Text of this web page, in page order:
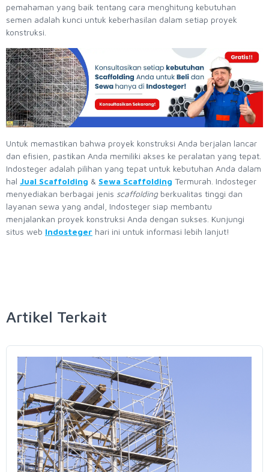
pemahaman yang baik tentang cara menghitung kebutuhan
semen adalah kunci untuk keberhasilan dalam setiap proyek
konstruksi.
Untuk memastikan bahwa proyek konstruksi Anda berjalan lancar
dan efisien, pastikan Anda memiliki akses ke peralatan yang tepat.
Indosteger adalah pilihan yang tepat untuk kebutuhan Anda dalam
hal Jual Scaffolding & Sewa Scaffolding Termurah. Indosteger
menyediakan berbagai jenis scaffolding berkualitas tinggi dan
layanan sewa yang andal, Indosteger siap membantu
menjalankan proyek konstruksi Anda dengan sukses. Kunjungi
situs web Indosteger hari ini untuk informasi lebih lanjut!
Artikel Terkait